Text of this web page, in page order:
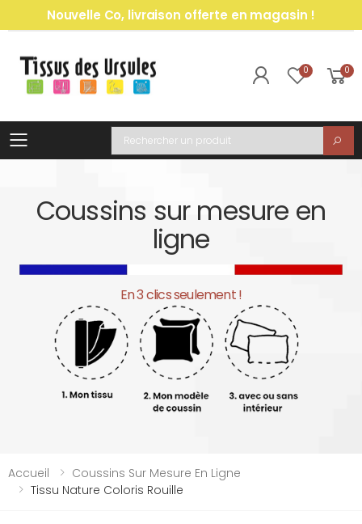
Nouvelle Co, livraison offerte en magasin !
0 0
Toggle mobile menu
Recherche
Coussins sur mesure en
ligne
En 3 clics seulement !
Accueil
Coussins Sur Mesure En Ligne
Tissu Nature Coloris Rouille